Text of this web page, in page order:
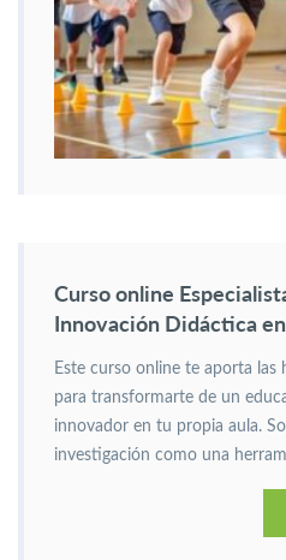
Curso online
Innovación Didáctica
Este curso online te aporta las
para transformarte de un
innovador en tu propia aula.
investigación como una